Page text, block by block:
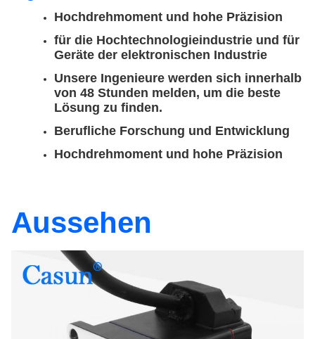
Hochdrehmoment und hohe Präzision
für die Hochtechnologieindustrie und für
Geräte der elektronischen Industrie
Unsere Ingenieure werden sich innerhalb
von 48 Stunden melden, um die beste
Lösung zu finden.
Berufliche Forschung und Entwicklung
Hochdrehmoment und hohe Präzision
Aussehen